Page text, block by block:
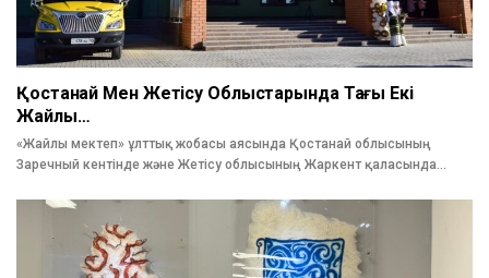
Қостанай Мен Жетісу Облыстарында Тағы Екі
Жайлы…
«Жайлы мектеп» ұлттық жобасы аясында Қостанай облысының
Заречный кентінде және Жетісу облысының Жаркент қаласында…